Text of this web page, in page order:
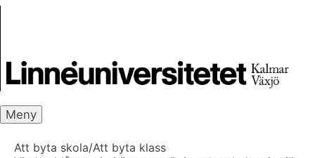
Meny
Att byta skola/Att byta klass